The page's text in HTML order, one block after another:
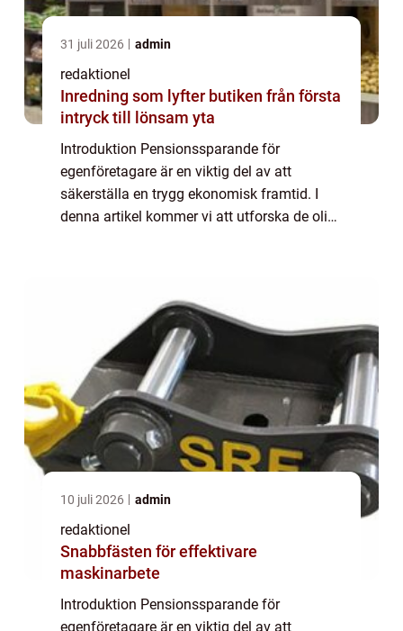
31 juli 2026 admin
redaktionel
Inredning som lyfter butiken från första
intryck till lönsam yta
Introduktion Pensionssparande för
egenföretagare är en viktig del av att
säkerställa en trygg ekonomisk framtid. I
denna artikel kommer vi att utforska de olika
10 juli 2026 admin
redaktionel
Snabbfästen för effektivare
maskinarbete
Introduktion Pensionssparande för
egenföretagare är en viktig del av att